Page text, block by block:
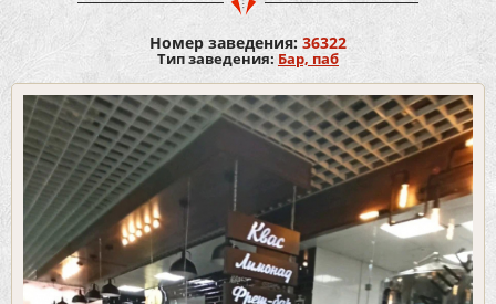
Номер заведения: 36322
Тип заведения: Бар, паб